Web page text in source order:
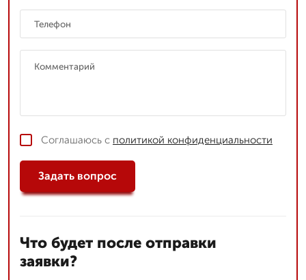
Соглашаюсь с политикой конфиденциальности
Задать вопрос
Что будет после отправки
заявки?